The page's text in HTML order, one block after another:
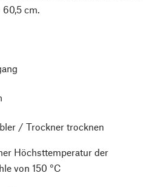
cm.
/ Trockner trocknen
Höchsttemperatur der
von 150 °C